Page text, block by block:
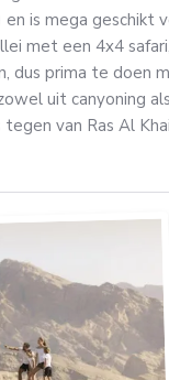
is mega geschikt
met een 4x4
dus prima te doen
uit canyoning
van Ras Al